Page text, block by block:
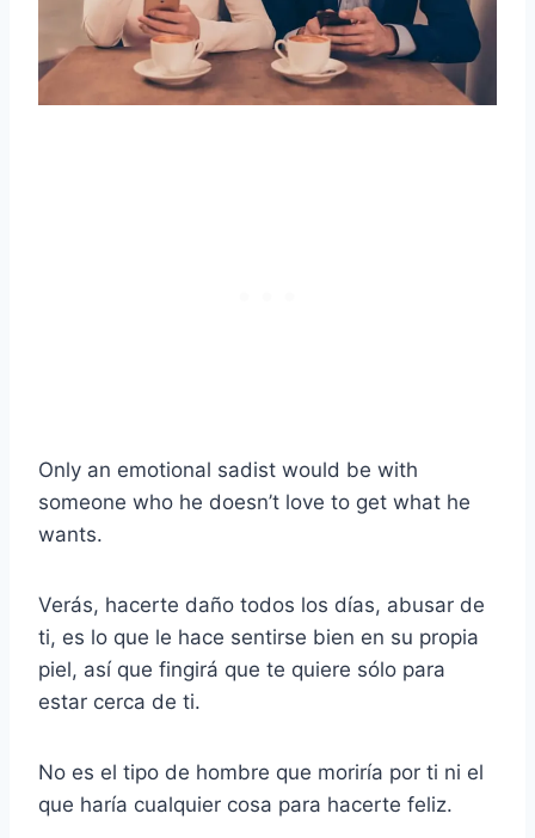
Only an emotional sadist would be with
someone who he doesn’t love to get what he
wants.
Verás, hacerte daño todos los días, abusar de
ti, es lo que le hace sentirse bien en su propia
piel, así que fingirá que te quiere sólo para
estar cerca de ti.
No es el tipo de hombre que moriría por ti ni el
que haría cualquier cosa para hacerte feliz.